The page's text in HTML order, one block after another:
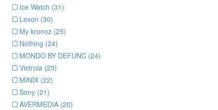
Ice Watch (31)
Lexon (30)
My kronoz (25)
Nothing (24)
MONDO BY DEFUNC (24)
Victrola (23)
MINIX (22)
Sony (21)
AVERMEDIA (20)